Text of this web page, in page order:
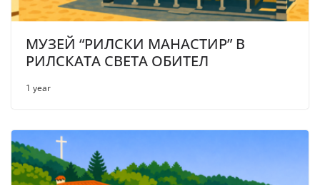
МУЗЕЙ “РИЛСКИ МАНАСТИР” В
РИЛСКАТА СВЕТА ОБИТЕЛ
1 year